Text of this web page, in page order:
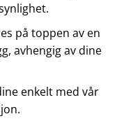
på toppen av en
avhengig av dine
enkelt med vår